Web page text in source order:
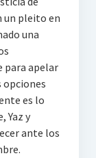
un pleito en
una
para apelar
opciones
es lo
Yaz y
ante los